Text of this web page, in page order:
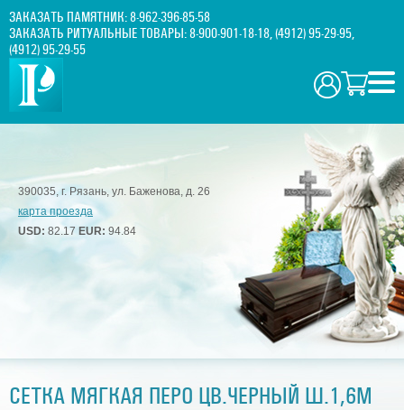
ЗАКАЗАТЬ ПАМЯТНИК:8-962-396-85-58
ЗАКАЗАТЬ РИТУАЛЬНЫЕ ТОВАРЫ:8-900-901-18-18,(4912) 95-29-95,
(4912) 95-29-55
390035, г. Рязань, ул. Баженова, д. 26
карта проезда
USD: 82.17 EUR: 94.84
СЕТКА МЯГКАЯ ПЕРО ЦВ.ЧЕРНЫЙ Ш.1,6М